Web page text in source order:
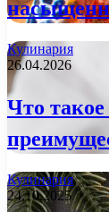
Кулинария
26.04.2026
Что
Кулинария
24.10.2025